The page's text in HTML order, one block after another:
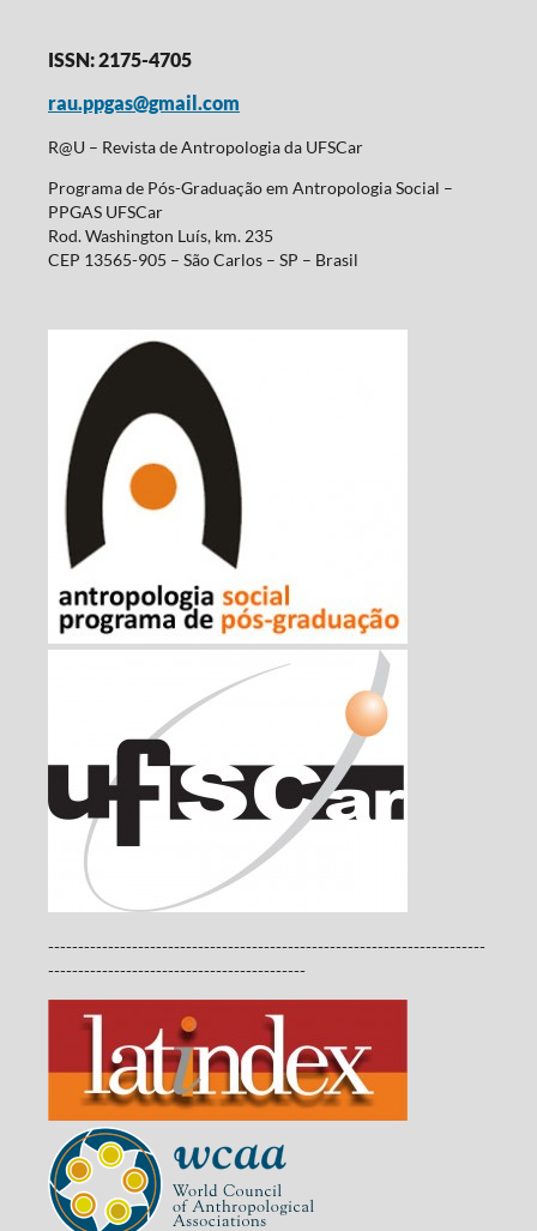
ISSN: 2175-4705
rau.ppgas@gmail.com
R@U – Revista de Antropologia da UFSCar
Programa de Pós-Graduação em Antropologia Social –
PPGAS UFSCar
Rod. Washington Luís, km. 235
CEP 13565-905 – São Carlos – SP – Brasil
-------------------------------------------------------------------------
-------------------------------------------